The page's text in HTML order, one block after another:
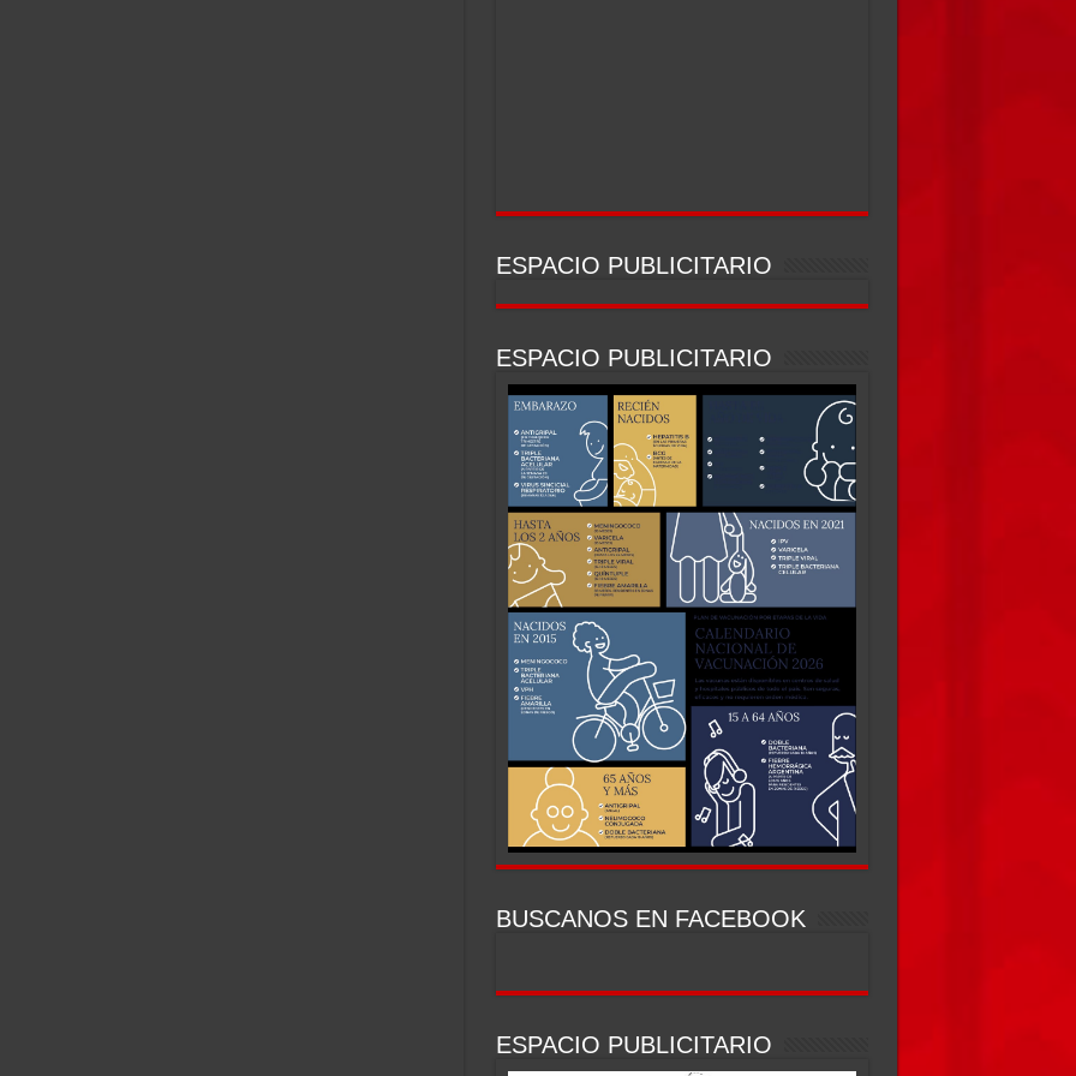
ESPACIO PUBLICITARIO
ESPACIO PUBLICITARIO
BUSCANOS EN FACEBOOK
ESPACIO PUBLICITARIO